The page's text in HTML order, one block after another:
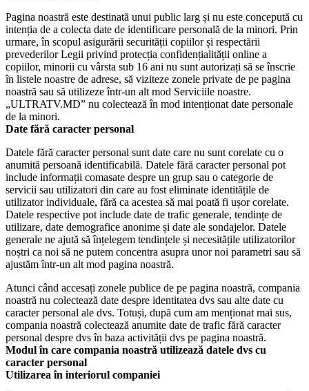
Pagina noastră este destinată unui public larg și nu este concepută cu
intenția de a colecta date de identificare personală de la minori. Prin
urmare, în scopul asigurării securității copiilor și respectării
prevederilor Legii privind protecția confidențialității online a
copiilor, minorii cu vârsta sub 16 ani nu sunt autorizați să se înscrie
în listele noastre de adrese, să viziteze zonele private de pe pagina
noastră sau să utilizeze într-un alt mod Serviciile noastre.
„ULTRATV.MD” nu colectează în mod intenționat date personale
de la minori.
Date fără caracter personal
Datele fără caracter personal sunt date care nu sunt corelate cu o
anumită persoană identificabilă. Datele fără caracter personal pot
include informații comasate despre un grup sau o categorie de
servicii sau utilizatori din care au fost eliminate identitățile de
utilizator individuale, fără ca acestea să mai poată fi ușor corelate.
Datele respective pot include date de trafic generale, tendințe de
utilizare, date demografice anonime și date ale sondajelor. Datele
generale ne ajută să înțelegem tendințele și necesitățile utilizatorilor
noștri ca noi să ne putem concentra asupra unor noi parametri sau să
ajustăm într-un alt mod pagina noastră.
Atunci când accesați zonele publice de pe pagina noastră, compania
noastră nu colectează date despre identitatea dvs sau alte date cu
caracter personal ale dvs. Totuși, după cum am menționat mai sus,
compania noastră colectează anumite date de trafic fără caracter
personal despre dvs în baza activității dvs pe pagina noastră.
Modul în care compania noastră utilizează datele dvs cu
caracter personal
Utilizarea în interiorul companiei